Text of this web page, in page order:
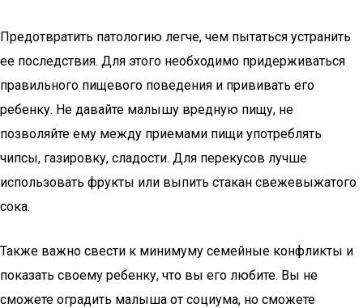
Предотвратить патологию легче, чем пытаться устранить
ее последствия. Для этого необходимо придерживаться
правильного пищевого поведения и прививать его
ребенку. Не давайте малышу вредную пищу, не
позволяйте ему между приемами пищи употреблять
чипсы, газировку, сладости. Для перекусов лучше
использовать фрукты или выпить стакан свежевыжатого
сока.
Также важно свести к минимуму семейные конфликты и
показать своему ребенку, что вы его любите. Вы не
сможете оградить малыша от социума, но сможете